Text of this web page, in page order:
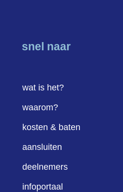
snel naar
wat is het?
waarom?
kosten & baten
aansluiten
deelnemers
infoportaal